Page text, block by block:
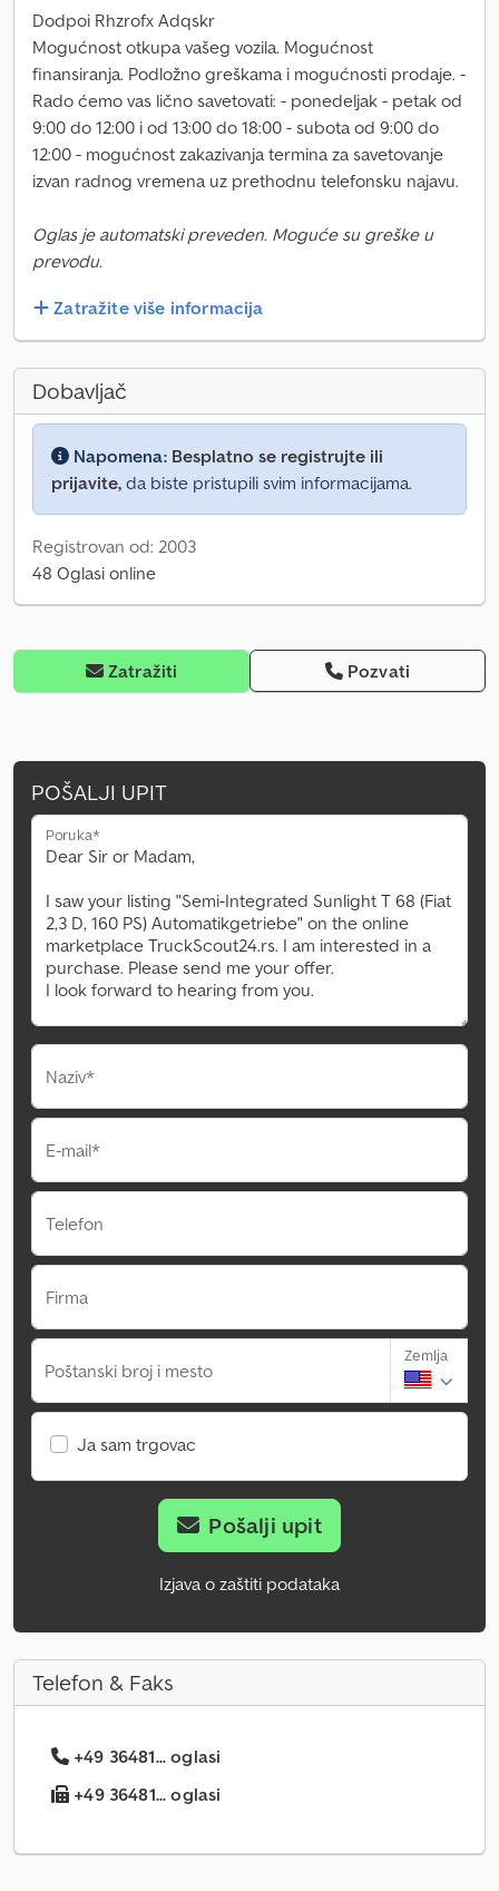
Dodpoi Rhzrofx Adqskr
Mogućnost otkupa vašeg vozila. Mogućnost
finansiranja. Podložno greškama i mogućnosti prodaje. -
Rado ćemo vas lično savetovati: - ponedeljak - petak od
9:00 do 12:00 i od 13:00 do 18:00 - subota od 9:00 do
12:00 - mogućnost zakazivanja termina za savetovanje
izvan radnog vremena uz prethodnu telefonsku najavu.
Oglas je automatski preveden. Moguće su greške u
prevodu.
Zatražite više informacija
Dobavljač
Napomena: Besplatno se registrujte ili
prijavite, da biste pristupili svim informacijama.
Registrovan od: 2003
48 Oglasi online
Zatražiti Pozvati
POŠALJI UPIT
Poruka*
Naziv*
E-mail*
Telefon
Firma
Poštanski broj i mesto
Zemlja
Ja sam trgovac
Pošalji upit
Izjava o zaštiti podataka
Telefon & Faks
+49 36481... oglasi
+49 36481... oglasi